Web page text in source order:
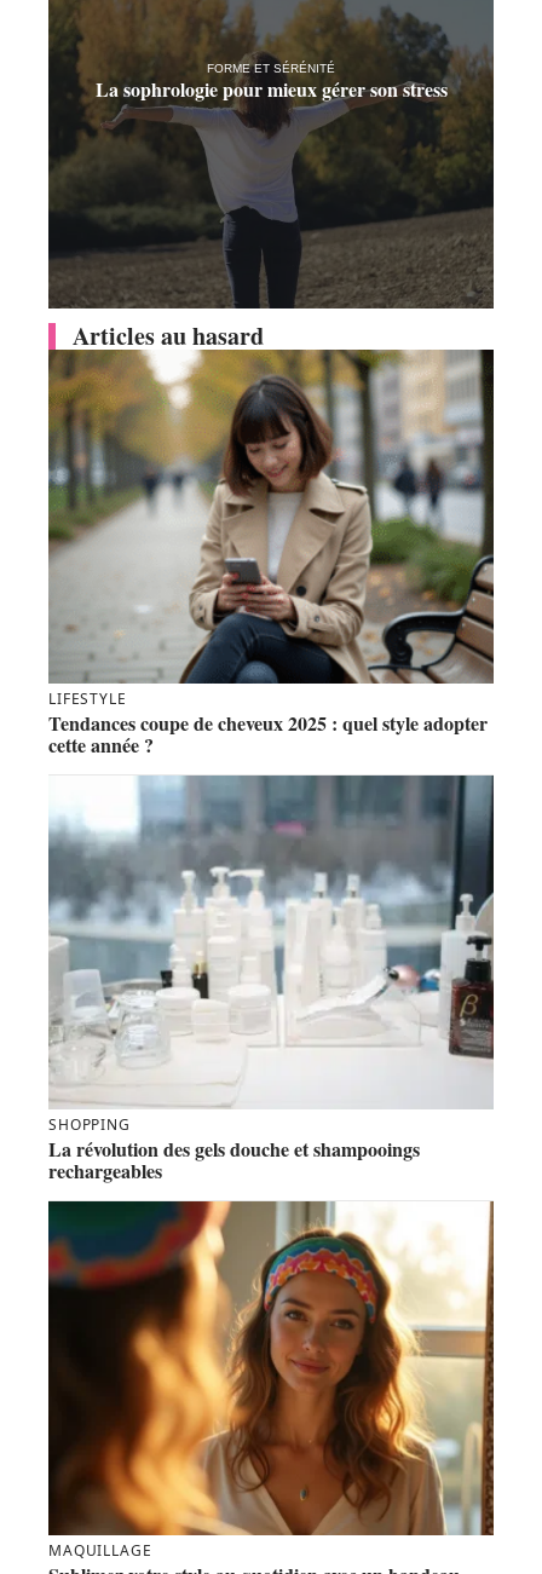
FORME ET SÉRÉNITÉ
La sophrologie pour mieux gérer son stress
Articles au hasard
LIFESTYLE
Tendances coupe de cheveux 2025 : quel style adopter
cette année ?
SHOPPING
La révolution des gels douche et shampooings
rechargeables
MAQUILLAGE